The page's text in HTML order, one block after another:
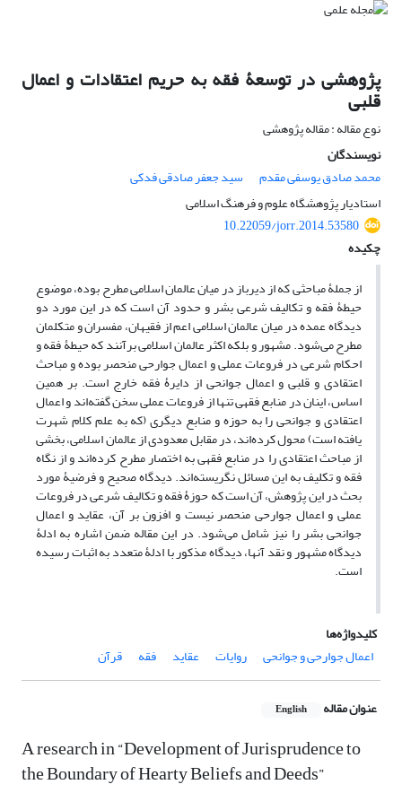
پژوهشی در توسعۀ فقه به حریم اعتقادات و اعمال
قلبی
نوع مقاله : مقاله پژوهشی
نویسندگان
محمد صادق یوسفی مقدم
سید جعفر صادقی فدکی
استادیار پژوهشگاه علوم و فرهنگ اسلامی
10.22059/jorr.2014.53580
چکیده
از جملۀ مباحثی که از دیرباز در میان عالمان اسلامی مطرح بوده، موضوع
حیطۀ فقه و تکالیف شرعی بشر و حدود آن است که در این مورد دو
دیدگاه عمده در میان عالمان اسلامی اعم از فقیهان، مفسران و متکلمان
مطرح می‌شود. مشهور و بلکه اکثر عالمان اسلامی برآنند که حیطۀ فقه و
احکام شرعی در فروعات عملی و اعمال جوارحی منحصر بوده و مباحث
اعتقادی و قلبی و اعمال جوانحی از دایرۀ فقه خارج است. بر همین
اساس، اینان در منابع فقهی تنها از فروعات عملی سخن گفته‌اند و اعمال
اعتقادی و جوانحی را به حوزه و منابع دیگری (که به علم کلام شهرت
یافته است) محول کرده‌اند، در مقابل معدودی از عالمان اسلامی، بخشی
از مباحث اعتقادی را در منابع فقهی به اختصار مطرح کرده‌اند و از نگاه
فقه و تکلیف به این مسائل نگریسته‌اند. دیدگاه صحیح و فرضیۀ مورد
بحث در این پژوهش، آن است که حوزۀ فقه و تکالیف شرعی در فروعات
عملی و اعمال جوارحی منحصر نیست و افزون بر آن، عقاید و اعمال
جوانحی بشر را نیز شامل می‌شود. در این مقاله ضمن اشاره به ادلۀ
دیدگاه مشهور و نقد آنها، دیدگاه مذکور با ادلۀ متعدد به اثبات رسیده
است.
کلیدواژه‌ها
اعمال جوارحی و جوانحی
روایات عقاید فقه قرآن
عنوان مقاله English
A research in “Development of Jurisprudence to
the Boundary of Hearty Beliefs and Deeds”